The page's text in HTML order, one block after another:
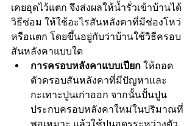
เคยอุดไว้แตก จึงส่งผลให้น้ำรั่วเข้าบ้านได้
วิธีซ่อม ให้ใช้อะไรสันหลังคาที่มีช่องโหว่
หรือแตก โดยขึ้นอยู่กับว่าบ้านใช้วิธีครอบ
สันหลังคาแบบใด
การครอบหลังคาแบบเปียก ให้ถอด
ตัวครอบสันหลังคาที่มีปัญหาและ
กะเทาะปูนเก่าออก จากนั้นปั้นปูน
ประกบครอบหลังคาใหม่ในปริมาณที่